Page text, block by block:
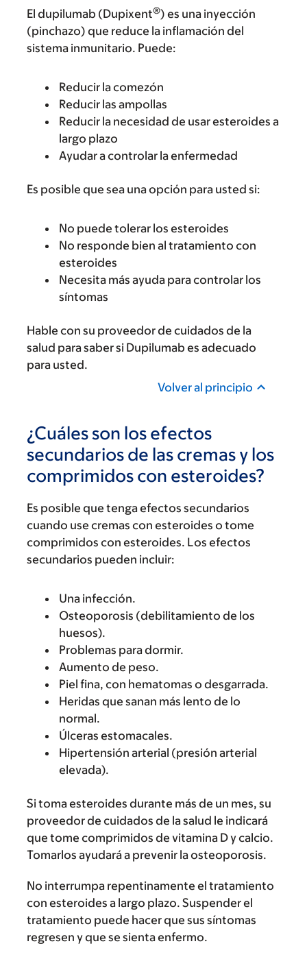
El dupilumab (Dupixent®) es una inyección
(pinchazo) que reduce la inflamación del
sistema inmunitario. Puede:
Reducir la comezón
Reducir las ampollas
Reducir la necesidad de usar esteroides a
largo plazo
Ayudar a controlar la enfermedad
Es posible que sea una opción para usted si:
No puede tolerar los esteroides
No responde bien al tratamiento con
esteroides
Necesita más ayuda para controlar los
síntomas
Hable con su proveedor de cuidados de la
salud para saber si Dupilumab es adecuado
para usted.
Volver al principio
¿Cuáles son los efectos
secundarios de las cremas y los
comprimidos con esteroides?
Es posible que tenga efectos secundarios
cuando use cremas con esteroides o tome
comprimidos con esteroides. Los efectos
secundarios pueden incluir:
Una infección.
Osteoporosis (debilitamiento de los
huesos).
Problemas para dormir.
Aumento de peso.
Piel fina, con hematomas o desgarrada.
Heridas que sanan más lento de lo
normal.
Úlceras estomacales.
Hipertensión arterial (presión arterial
elevada).
Si toma esteroides durante más de un mes, su
proveedor de cuidados de la salud le indicará
que tome comprimidos de vitamina D y calcio.
Tomarlos ayudará a prevenir la osteoporosis.
No interrumpa repentinamente el tratamiento
con esteroides a largo plazo. Suspender el
tratamiento puede hacer que sus síntomas
regresen y que se sienta enfermo.